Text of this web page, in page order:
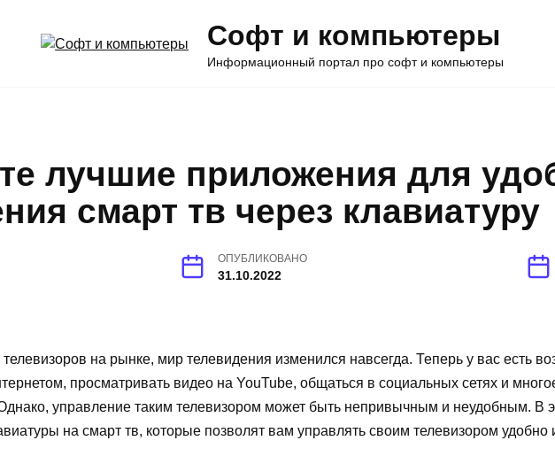
Софт и компьютеры
Информационный портал про софт и компьютеры
лучшие приложения для
смарт тв через клавиатуру
ОПУБЛИКОВАНО
31.10.2022
на рынке, мир телевидения изменился навсегда. Теперь у вас есть
просматривать видео на YouTube, общаться в социальных сетях и
управление таким телевизором может быть непривычным и неудобным. В
на смарт тв, которые позволят вам управлять своим телевизором